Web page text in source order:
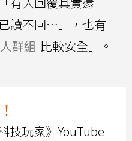
讀不回⋯」，也有
群組 比較安全」。
技玩家》YouTube